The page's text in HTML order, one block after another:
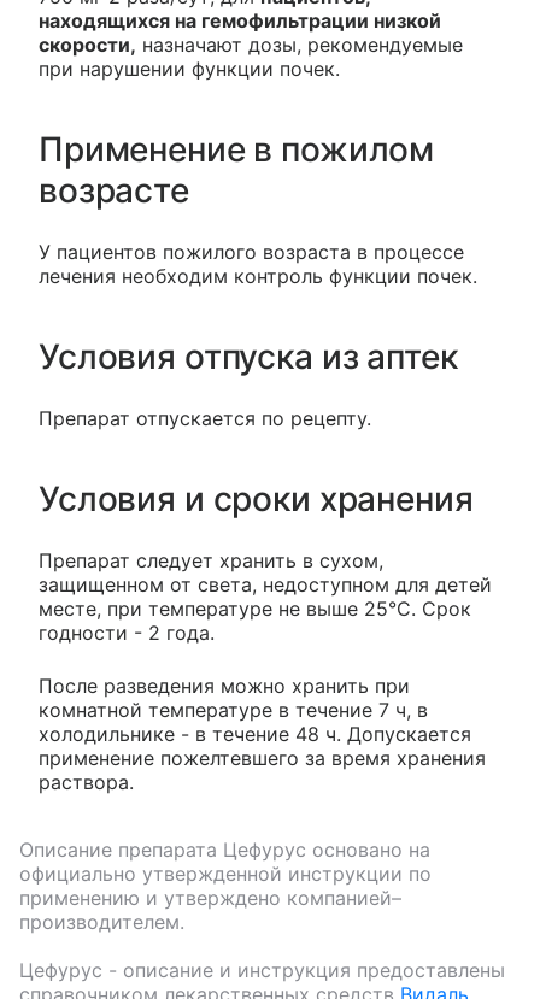
находящихся на гемофильтрации низкой
скорости, назначают дозы, рекомендуемые
при нарушении функции почек.
Применение в пожилом
возрасте
У пациентов пожилого возраста в процессе
лечения необходим контроль функции почек.
Условия отпуска из аптек
Препарат отпускается по рецепту.
Условия и сроки хранения
Препарат следует хранить в сухом,
защищенном от света, недоступном для детей
месте, при температуре не выше 25°С. Срок
годности - 2 года.
После разведения можно хранить при
комнатной температуре в течение 7 ч, в
холодильнике - в течение 48 ч. Допускается
применение пожелтевшего за время хранения
раствора.
Описание препарата Цефурус основано на
официально утвержденной инструкции по
применению и утверждено компанией–
производителем.
Цефурус - описание и инструкция предоставлены
справочником лекарственных средств Видаль